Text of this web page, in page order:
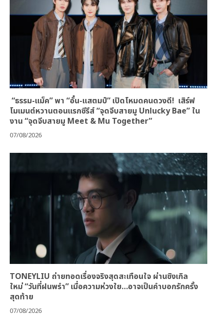
“ธรรม-แม็ค” พา “อั๋น-แสตมป์” เปิดโหมดคนดวงดี! เสิร์ฟ
โมเมนต์หวานตอนแรกซีรีส์ “จุดจีบสายมู Unlucky Bae” ใน
งาน “จุดจีบสายมู Meet & Mu Together”
07/08/2026
TONEYLIU ถ่ายทอดเรื่องจริงสุดสะเทือนใจ ผ่านซิงเกิล
ใหม่ “วันที่ฝนพรำ” เมื่อความห่วงใย…อาจเป็นคำบอกรักครั้ง
สุดท้าย
07/08/2026